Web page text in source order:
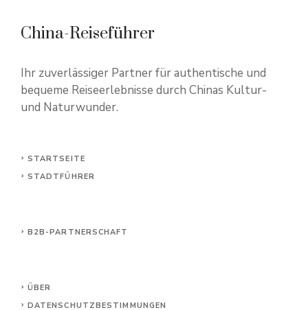
China-Reiseführer
Ihr zuverlässiger Partner für authentische und
bequeme Reiseerlebnisse durch Chinas Kultur-
und Naturwunder.
STARTSEITE
STADTFÜHRER
B2B-PARTNERSCHAFT
ÜBER
DATENSCHUTZBESTIMMUNGEN